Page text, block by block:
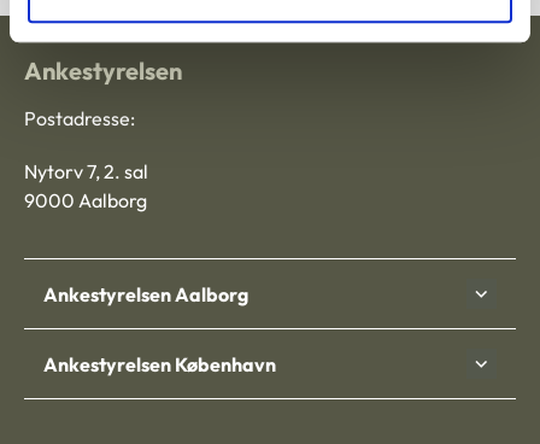
Ankestyrelsen
Postadresse:
Nytorv 7, 2. sal
9000 Aalborg
Ankestyrelsen Aalborg
Ankestyrelsen København